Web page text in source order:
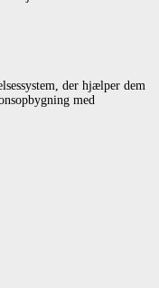
der hjælper dem
med